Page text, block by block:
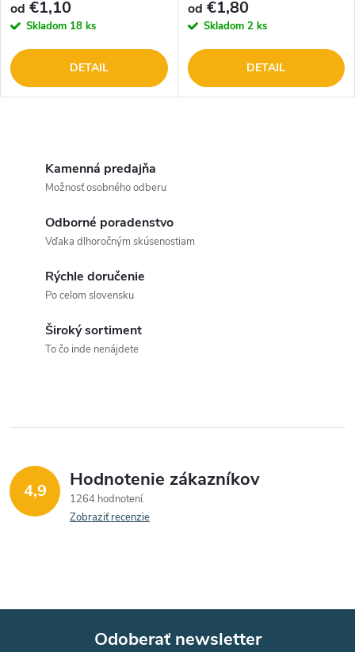
od €1,10
Skladom 18 ks
DETAIL
od €1,80
Skladom 2 ks
DETAIL
p
v
k
ý
Kamenná predajňa
Možnosť osobného odberu
Odborné poradenstvo
Vďaka dlhoročným skúsenostiam
Rýchle doručenie
Po celom slovensku
Široký sortiment
To čo inde nenájdete
4,9 Hodnotenie zákazníkov
1264 hodnotení
Zobraziť recenzie
Odoberať newsletter